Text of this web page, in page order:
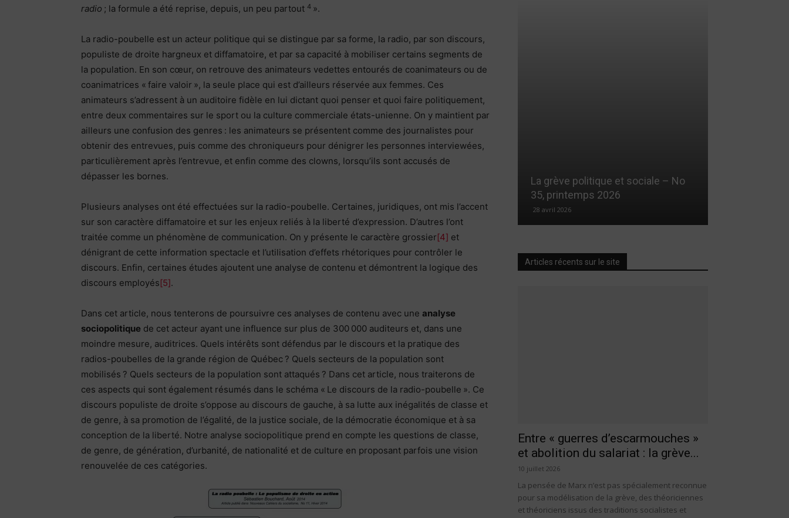
radio ; la formule a été reprise, depuis, un peu partout 4 ».
La radio-poubelle est un acteur politique qui se distingue par sa forme, la radio, par son discours,
populiste de droite hargneux et diffamatoire, et par sa capacité à mobiliser certains segments de
la population. En son cœur, on retrouve des animateurs vedettes entourés de coanimateurs ou de
coanimatrices « faire valoir », la seule place qui est d’ailleurs réservée aux femmes. Ces
animateurs s’adressent à un auditoire fidèle en lui dictant quoi penser et quoi faire politiquement,
entre deux commentaires sur le sport ou la culture commerciale états-unienne. On y maintient par
ailleurs une confusion des genres : les animateurs se présentent comme des journalistes pour
obtenir des entrevues, puis comme des chroniqueurs pour dénigrer les personnes interviewées,
particulièrement après l’entrevue, et enfin comme des clowns, lorsqu’ils sont accusés de
dépasser les bornes.
Plusieurs analyses ont été effectuées sur la radio-poubelle. Certaines, juridiques, ont mis l’accent
sur son caractère diffamatoire et sur les enjeux reliés à la liberté d’expression. D’autres l’ont
traitée comme un phénomène de communication. On y présente le caractère grossier[4] et
dénigrant de cette information spectacle et l’utilisation d’effets rhétoriques pour contrôler le
discours. Enfin, certaines études ajoutent une analyse de contenu et démontrent la logique des
discours employés[5].
Dans cet article, nous tenterons de poursuivre ces analyses de contenu avec une analyse
sociopolitique de cet acteur ayant une influence sur plus de 300 000 auditeurs et, dans une
moindre mesure, auditrices. Quels intérêts sont défendus par le discours et la pratique des
radios-poubelles de la grande région de Québec ? Quels secteurs de la population sont
mobilisés ? Quels secteurs de la population sont attaqués ? Dans cet article, nous traiterons de
ces aspects qui sont également résumés dans le schéma « Le discours de la radio-poubelle ». Ce
discours populiste de droite s’oppose au discours de gauche, à sa lutte aux inégalités de classe et
de genre, à sa promotion de l’égalité, de la justice sociale, de la démocratie économique et à sa
conception de la liberté. Notre analyse sociopolitique prend en compte les questions de classe,
de genre, de génération, d’urbanité, de nationalité et de culture en proposant parfois une vision
renouvelée de ces catégories.
La grève politique et sociale – No
35, printemps 2026
28 avril 2026
Articles récents sur le site
Entre « guerres d’escarmouches »
et abolition du salariat : la grève...
10 juillet 2026
La pensée de Marx n’est pas spécialement reconnue
pour sa modélisation de la grève, des théoriciennes
et théoriciens issus des traditions socialistes et